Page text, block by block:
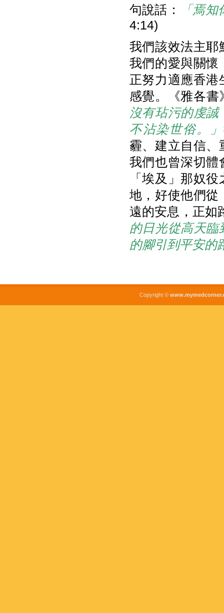
句說話：
「焉
4:14)
我們該效法主耶
我們的愛與關懷
正努力適應香港
感覺。《雅各
沒有玷污的虔
不沾染世俗。」
霾、建立自信、
我們也曾深切體
「埃及」那奴
地，好使他們從
遠的安息，正如
的日光從高天
的腳引到平安的
Copyright ©